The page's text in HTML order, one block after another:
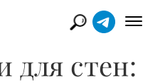
для стен: